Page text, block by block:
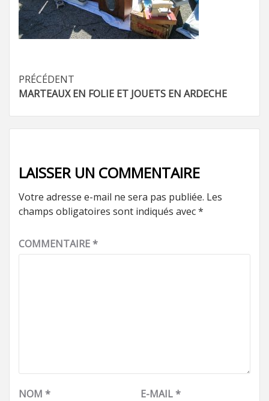
Navigation
d’article
PRÉCÉDENT
MARTEAUX EN FOLIE ET JOUETS EN ARDECHE
LAISSER UN COMMENTAIRE
Votre adresse e-mail ne sera pas publiée. Les
champs obligatoires sont indiqués avec*
COMMENTAIRE*
NOM * E-MAIL*